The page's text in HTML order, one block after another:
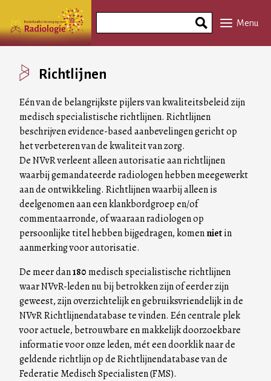
naar
inhoud
Phrase
Menu
Richtlijnen
Eén van de belangrijkste pijlers van kwaliteitsbeleid zijn
medisch specialistische richtlijnen. Richtlijnen
beschrijven evidence-based aanbevelingen gericht op
het verbeteren van de kwaliteit van zorg.
De NVvR verleent alleen autorisatie aan richtlijnen
waarbij gemandateerde radiologen hebben meegewerkt
aan de ontwikkeling. Richtlijnen waarbij alleen is
deelgenomen aan een klankbordgroep en/of
commentaarronde, of waaraan radiologen op
persoonlijke titel hebben bijgedragen, komennietin
aanmerking voor autorisatie.
De meer dan180medisch specialistische richtlijnen
waar NVvR-leden nu bij betrokken zijn of eerder zijn
geweest, zijn overzichtelijk en gebruiksvriendelijk in de
NVvR Richtlijnendatabase te vinden. Eén centrale plek
voor actuele, betrouwbare en makkelijk doorzoekbare
informatie voor onze leden, mét een doorklik naar de
geldende richtlijn op de Richtlijnendatabase van de
Federatie Medisch Specialisten (FMS).